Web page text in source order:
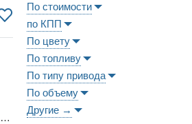
По стоимости
по КПП
По цвету
По топливу
По типу привода
По объему
Другие →